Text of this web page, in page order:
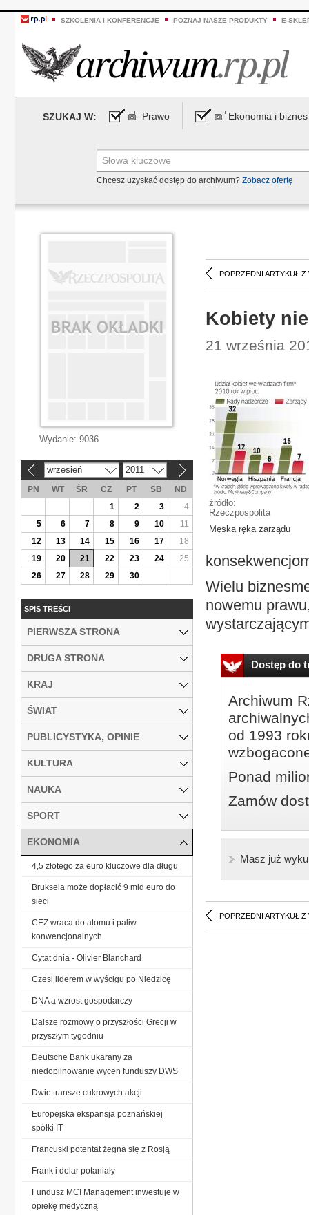
SZKOLENIA I KONFERENCJE POZNAJ NASZE PRODUKTY E-
SZUKAJ W: Prawo Ekonomia i biznes
Chcesz uzyskać dostęp do archiwum? Zobacz ofertę
POPRZEDNI ARTYKUŁ Z
Kobiety
21 września
źródło:
Rzeczpospolita
Męska ręka zarządu
Wielu
nowemu
Dostęp do
Archiwum
od 1993
Ponad
Zamów
Masz już
POPRZEDNI ARTYKUŁ Z
Wydanie: 9036
wrzesień 2011
PN WT ŚR CZ PT SB
ND
1
2 3
4
5
6 7 8 9 10
11
12
13 14 15 16 17
18
19
20 21 22 23 24
25
26
27 28 29 30
SPIS TREŚCI
PIERWSZA STRONA
DRUGA STRONA
KRAJ
ŚWIAT
PUBLICYSTYKA, OPINIE
KULTURA
NAUKA
SPORT
EKONOMIA
4,5 złotego za euro kluczowe dla długu
Bruksela może dopłacić 9 mld euro do
sieci
CEZ wraca do atomu i paliw
konwencjonalnych
Cytat dnia - Olivier Blanchard
Czesi liderem w wyścigu po Niedzicę
DNA a wzrost gospodarczy
Dalsze rozmowy o przyszłości Grecji w
przyszłym tygodniu
Deutsche Bank ukarany za
niedopilnowanie wycen funduszy DWS
Dwie transze cukrowych akcji
Europejska ekspansja poznańskiej
spółki IT
Francuski potentat żegna się z Rosją
Frank i dolar potaniały
Fundusz MCI Management inwestuje w
opiekę medyczną